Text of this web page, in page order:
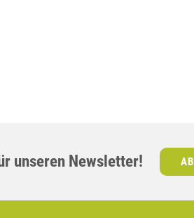
unseren Newsletter!